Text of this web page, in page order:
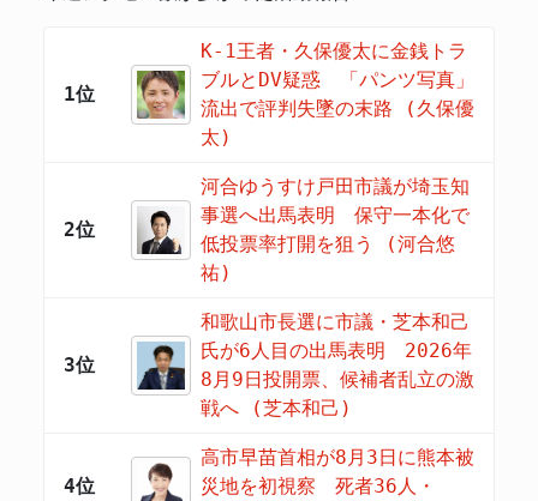
1位
K-1王者・久保優太に金銭トラ
ブルとDV疑惑 「パンツ写真」
流出で評判失墜の末路 (久保優
太)
2位
河合ゆうすけ戸田市議が埼玉知
事選へ出馬表明 保守一本化で
低投票率打開を狙う (河合悠
祐)
3位
和歌山市長選に市議・芝本和己
氏が6人目の出馬表明 2026年
8月9日投開票、候補者乱立の激
戦へ (芝本和己)
4位
高市早苗首相が8月3日に熊本被
災地を初視察 死者36人・